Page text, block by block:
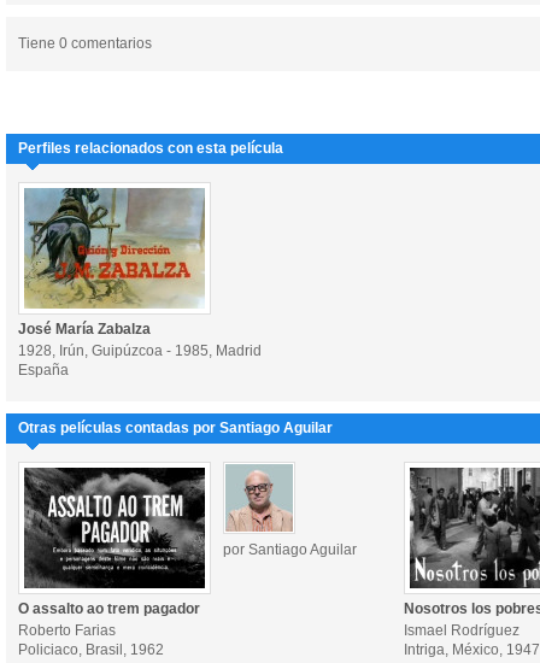
Tiene 0 comentarios
Perfiles relacionados con esta película
José María Zabalza
1928, Irún, Guipúzcoa - 1985, Madrid
España
Otras películas contadas por Santiago Aguilar
por Santiago Aguilar
O assalto ao trem pagador
Roberto Farias
Policiaco, Brasil, 1962
Nosotros los
Ismael Rodríguez
Intriga, México, 1947